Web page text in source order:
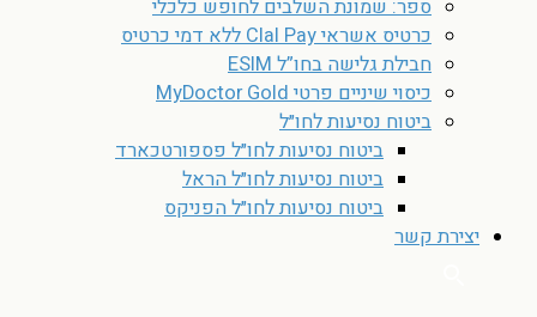
ספר: שמונת השלבים לחופש כלכלי
כרטיס אשראי Clal Pay ללא דמי כרטיס
חבילת גלישה בחו”ל ESIM
כיסוי שיניים פרטי MyDoctor Gold
ביטוח נסיעות לחו״ל
ביטוח נסיעות לחו״ל פספורטכארד
ביטוח נסיעות לחו״ל הראל
ביטוח נסיעות לחו״ל הפניקס
יצירת קשר